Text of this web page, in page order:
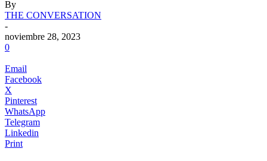
By
THE CONVERSATION
-
noviembre 28, 2023
0
Email
Facebook
X
Pinterest
WhatsApp
Telegram
Linkedin
Print